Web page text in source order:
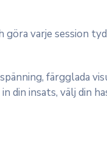
göra varje session
färgglada
din insats, välj din